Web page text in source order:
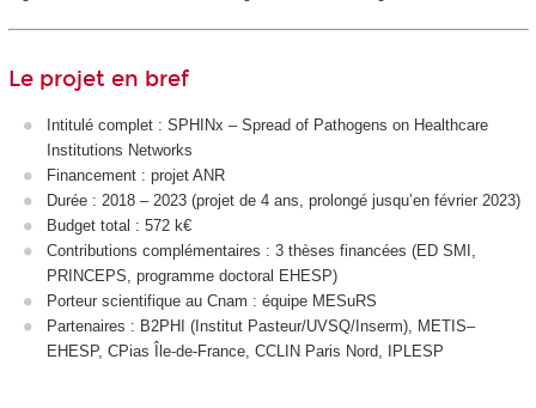
Le projet en bref
Intitulé complet : SPHINx – Spread of Pathogens on Healthcare
Institutions Networks
Financement : projet ANR
Durée : 2018 – 2023 (projet de 4 ans, prolongé jusqu’en février 2023)
Budget total : 572 k€
Contributions complémentaires : 3 thèses financées (ED SMI,
PRINCEPS, programme doctoral EHESP)
Porteur scientifique au Cnam : équipe MESuRS
Partenaires : B2PHI (Institut Pasteur/UVSQ/Inserm), METIS–
EHESP, CPias Île-de-France, CCLIN Paris Nord, IPLESP